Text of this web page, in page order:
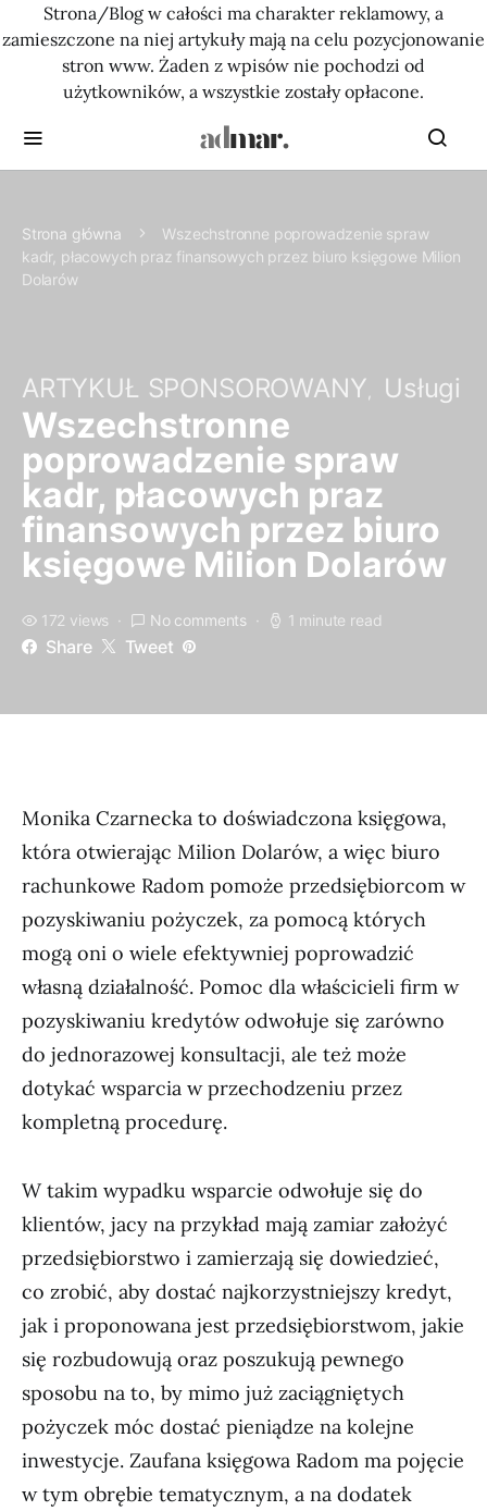
Strona/Blog w całości ma charakter reklamowy, a
zamieszczone na niej artykuły mają na celu pozycjonowanie
stron www. Żaden z wpisów nie pochodzi od
użytkowników, a wszystkie zostały opłacone.
Strona główna
Wszechstronne poprowadzenie spraw
kadr, płacowych praz finansowych przez biuro księgowe Milion
Dolarów
ARTYKUŁ SPONSOROWANY Usługi
Wszechstronne
poprowadzenie spraw
kadr, płacowych praz
finansowych przez biuro
księgowe Milion Dolarów
172 views No comments 1 minute read
Share Tweet
Monika Czarnecka to doświadczona księgowa,
która otwierając Milion Dolarów, a więc biuro
rachunkowe Radom pomoże przedsiębiorcom w
pozyskiwaniu pożyczek, za pomocą których
mogą oni o wiele efektywniej poprowadzić
własną działalność. Pomoc dla właścicieli firm w
pozyskiwaniu kredytów odwołuje się zarówno
do jednorazowej konsultacji, ale też może
dotykać wsparcia w przechodzeniu przez
kompletną procedurę.
W takim wypadku wsparcie odwołuje się do
klientów, jacy na przykład mają zamiar założyć
przedsiębiorstwo i zamierzają się dowiedzieć,
co zrobić, aby dostać najkorzystniejszy kredyt,
jak i proponowana jest przedsiębiorstwom, jakie
się rozbudowują oraz poszukują pewnego
sposobu na to, by mimo już zaciągniętych
pożyczek móc dostać pieniądze na kolejne
inwestycje. Zaufana księgowa Radom ma pojęcie
w tym obrębie tematycznym, a na dodatek